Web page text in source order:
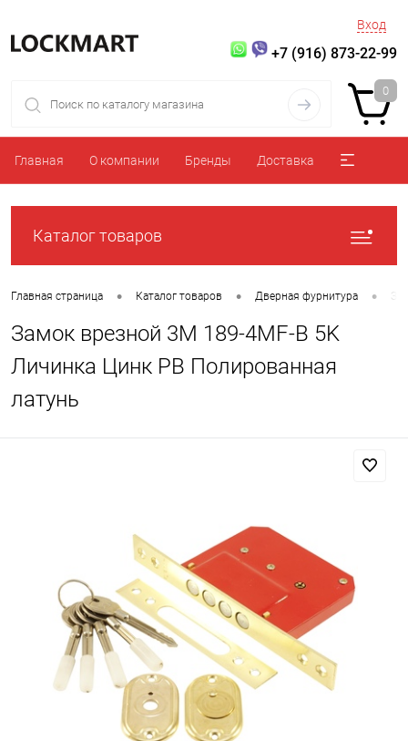
Вход
+7 (916) 873-22-99
0
Главная О компании Бренды Доставка
Каталог товаров
Главная страница • Каталог товаров • Дверная фурнитура •
Замок врезной 3M 189-4MF-B 5K
Личинка Цинк PB Полированная
латунь